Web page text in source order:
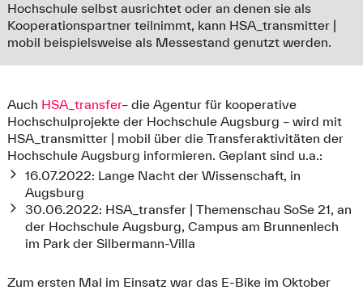
Hochschule selbst ausrichtet oder an denen sie als
Kooperationspartner teilnimmt, kann HSA_transmitter |
mobil beispielsweise als Messestand genutzt werden.
Auch HSA_transfer– die Agentur für kooperative
Hochschulprojekte der Hochschule Augsburg – wird mit
HSA_transmitter | mobil über die Transferaktivitäten der
Hochschule Augsburg informieren. Geplant sind u.a.:
16.07.2022: Lange Nacht der Wissenschaft, in
Augsburg
30.06.2022: HSA_transfer | Themenschau SoSe 21, an
der Hochschule Augsburg, Campus am Brunnenlech
im Park der Silbermann-Villa
Zum ersten Mal im Einsatz war das E-Bike im Oktober